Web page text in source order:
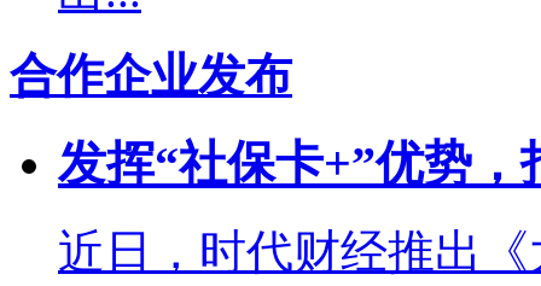
合作企业发布
发挥“社保卡+”优势
近日，时代财经推出